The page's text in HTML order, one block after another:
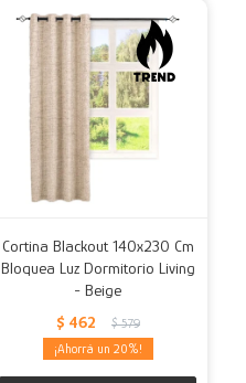
Cortina Blackout 140x230 Cm
Bloquea Luz Dormitorio Living
- Beige
$ 462 $ 579
20